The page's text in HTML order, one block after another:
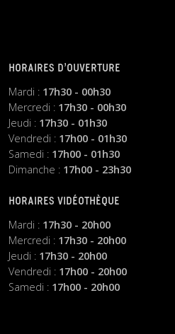
HORAIRES D’OUVERTURE
Mardi : 17h30 - 00h30
Mercredi : 17h30 - 00h30
Jeudi : 17h30 - 01h30
Vendredi : 17h00 - 01h30
Samedi : 17h00 - 01h30
Dimanche : 17h00 - 23h30
HORAIRES VIDÉOTHÈQUE
Mardi : 17h30 - 20h00
Mercredi : 17h30 - 20h00
Jeudi : 17h30 - 20h00
Vendredi : 17h00 - 20h00
Samedi : 17h00 - 20h00